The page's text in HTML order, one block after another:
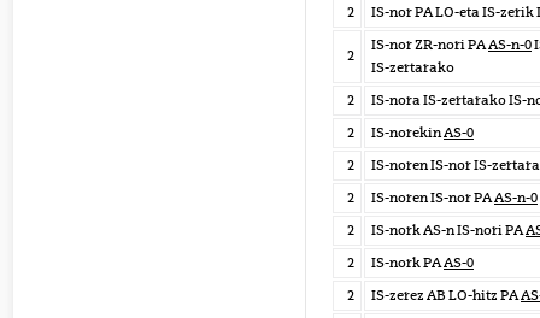
2
IS-nor PA LO-eta IS-zerik
2
IS-nor ZR-nori PAAS-n-0
IS-zertarako
2
IS-nora IS-zertarako IS-
2
IS-norekinAS-0
2
IS-noren IS-nor IS-
2
IS-noren IS-nor PAAS-n-0
2
IS-nork AS-n IS-nori PA
2
IS-nork PAAS-0
2
IS-zerez AB LO-hitz PA